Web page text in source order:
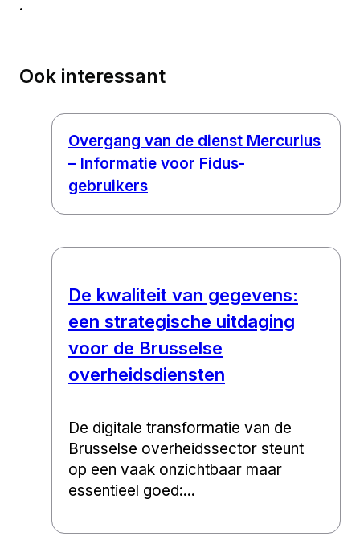
.
Ook interessant
Overgang van de dienst Mercurius
– Informatie voor Fidus-
gebruikers
De kwaliteit van gegevens:
een strategische uitdaging
voor de Brusselse
overheidsdiensten
De digitale transformatie van de
Brusselse overheidssector steunt
op een vaak onzichtbaar maar
essentieel goed:...